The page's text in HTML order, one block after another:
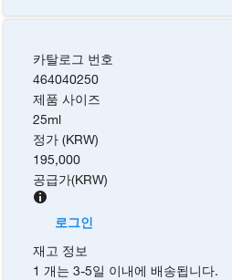
카탈로그 번호
464040250
제품 사이즈
25ml
정가 (KRW)
195,000
공급가(KRW)
로그인
재고 정보
1 개는 3-5일 이내에 배송됩니다.